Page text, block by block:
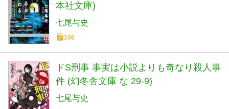
本社文庫)
七尾与史
106
ドS刑事 事実は小説よりも奇なり殺人事
件 (幻冬舎文庫 な 29-9)
七尾与史